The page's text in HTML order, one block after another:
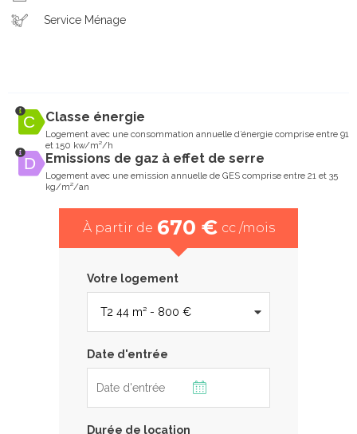
Service Ménage
Classe énergie
Logement avec une consommation annuelle d’énergie comprise entre 91
et 150 kw/m²/h
Emissions de gaz à effet de serre
Logement avec une emission annuelle de GES comprise entre 21 et 35
kg/m²/an
À partir de 670 € cc /mois
Votre logement
Date d'entrée
Durée de location